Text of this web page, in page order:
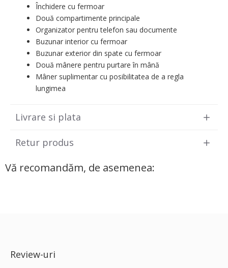
Închidere cu fermoar
Două compartimente principale
Organizator pentru telefon sau documente
Buzunar interior cu fermoar
Buzunar exterior din spate cu fermoar
Două mânere pentru purtare în mână
Mâner suplimentar cu posibilitatea de a regla
lungimea
Livrare si plata
Retur produs
Vă recomandăm, de asemenea:
Review-uri